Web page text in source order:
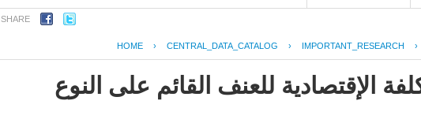
SHARE
HOME › CENTRAL_DATA_CATALOG › IMPORTANT_RESEARCH ›
الإقتصادية للعنف القائم على النوع